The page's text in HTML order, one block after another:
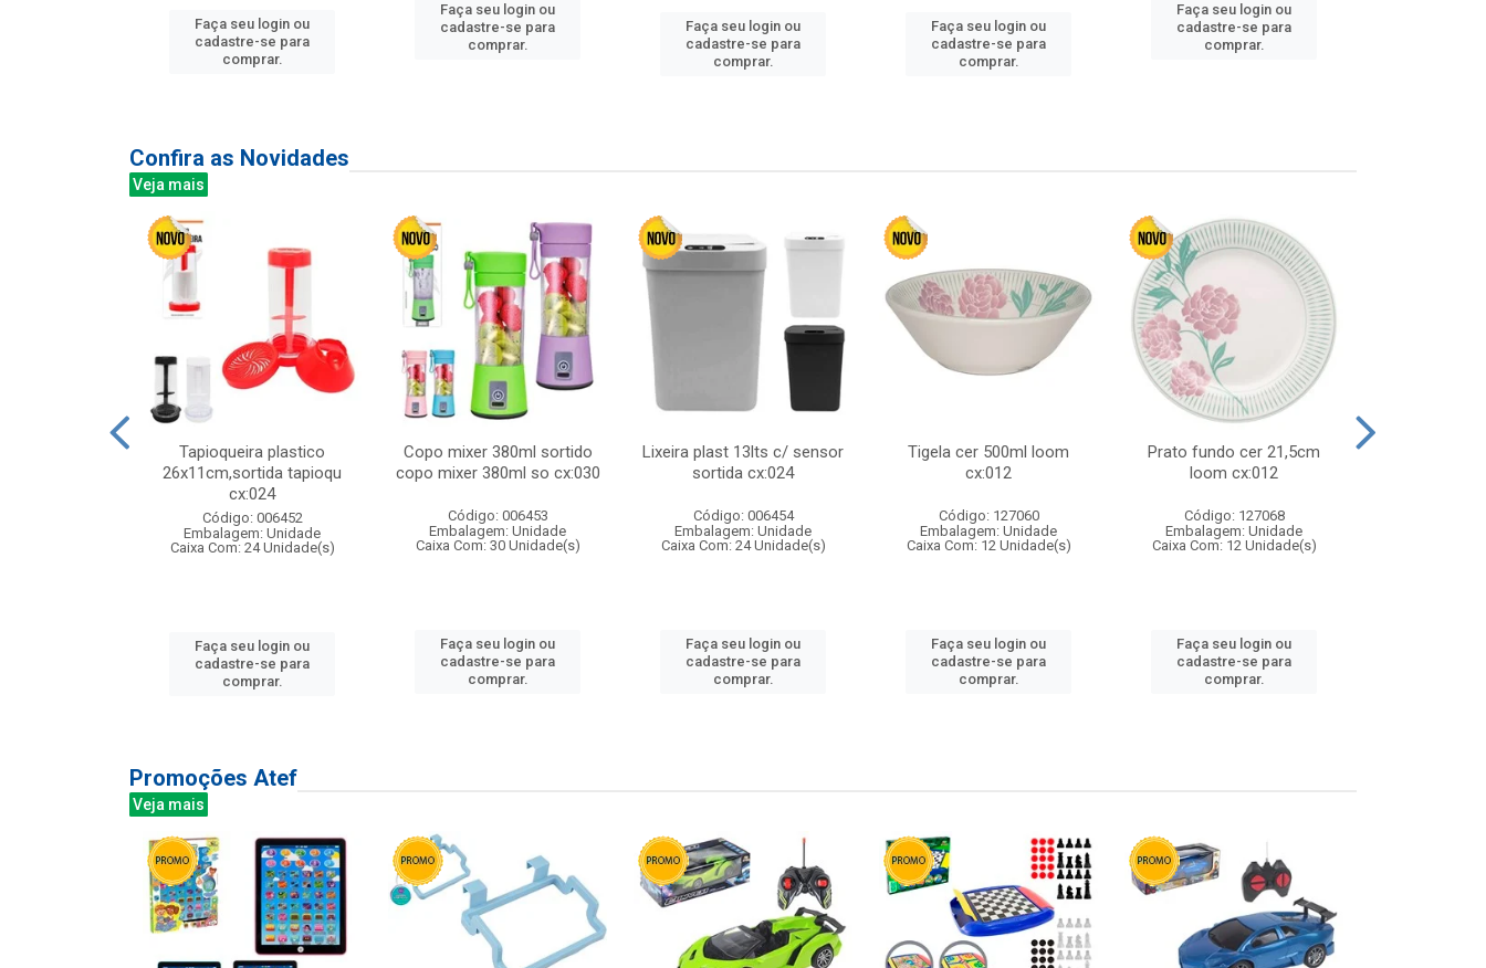
Faça seu login ou
cadastre-se para
comprar.
Faça seu login ou
cadastre-se para
comprar.
Faça seu login ou
cadastre-se para
comprar.
Faça seu login ou
cadastre-se para
comprar.
Faça seu login ou
cadastre-se para
comprar.
Confira as Novidades
Veja mais
Tapioqueira plastico
26x11cm,sortida tapioqu
cx:024
Código: 006452
Embalagem: Unidade
Caixa Com: 24 Unidade(s)
Faça seu login ou
cadastre-se para
comprar.
Copo mixer 380ml sortido
copo mixer 380ml so cx:030
Código: 006453
Embalagem: Unidade
Caixa Com: 30 Unidade(s)
Faça seu login ou
cadastre-se para
comprar.
Lixeira plast 13lts c/ sensor
sortida cx:024
Código: 006454
Embalagem: Unidade
Caixa Com: 24 Unidade(s)
Faça seu login ou
cadastre-se para
comprar.
Tigela cer 500ml loom
cx:012
Código: 127060
Embalagem: Unidade
Caixa Com: 12 Unidade(s)
Faça seu login ou
cadastre-se para
comprar.
Prato fundo cer 21,5cm
loom cx:012
Código: 127068
Embalagem: Unidade
Caixa Com: 12 Unidade(s)
Faça seu login ou
cadastre-se para
comprar.
Promoções Atef
Veja mais